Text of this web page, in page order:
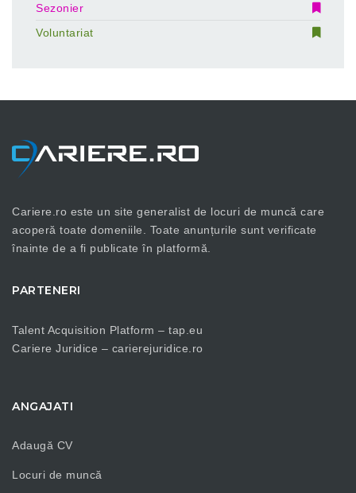
Sezonier
Voluntariat
Cariere.ro este un site generalist de locuri de muncă care
acoperă toate domeniile. Toate anunțurile sunt verificate
înainte de a fi publicate în platformă.
PARTENERI
Talent Acquisition Platform – tap.eu
Cariere Juridice – carierejuridice.ro
ANGAJATI
Adaugă CV
Locuri de muncă